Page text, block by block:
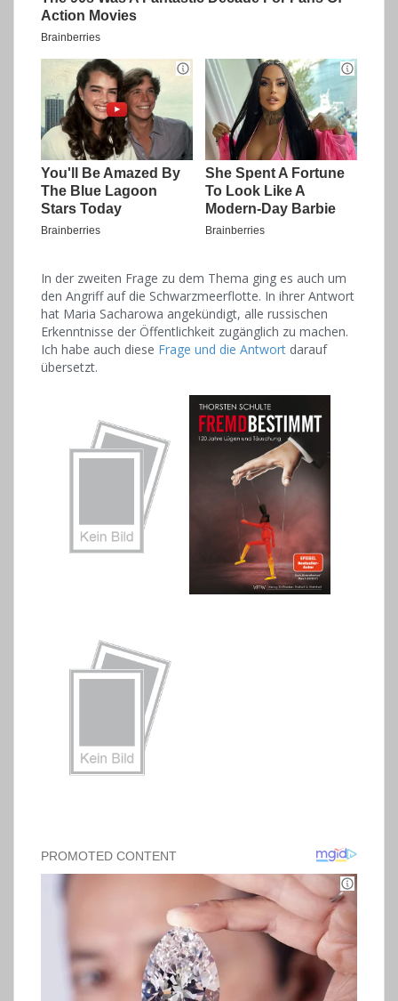
In der zweiten Frage zu dem Thema ging es auch um
den Angriff auf die Schwarzmeerflotte. In ihrer Antwort
hat Maria Sacharowa angekündigt, alle russischen
Erkenntnisse der Öffentlichkeit zugänglich zu machen.
Ich habe auch diese Frage und die Antwort darauf
übersetzt.